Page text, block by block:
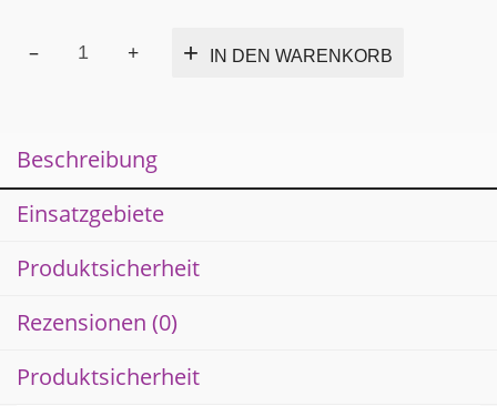
Grundreiniger
Hartböden
hohe
Schmutzlösekraft
Kanister
Menge
IN DEN WARENKORB
Beschreibung
Einsatzgebiete
Produktsicherheit
Rezensionen (0)
Produktsicherheit